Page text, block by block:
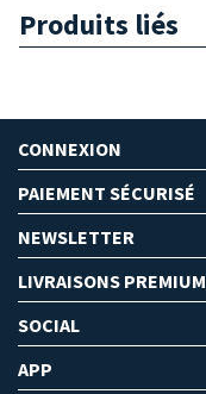
Produits liés
CONNEXION
PAIEMENT SÉCURISÉ
NEWSLETTER
LIVRAISONS PREMIUM
SOCIAL
APP